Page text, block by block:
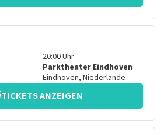
20:00Uhr
Parktheater Eindhoven
Eindhoven, Niederlande
TICKETS ANZEIGEN